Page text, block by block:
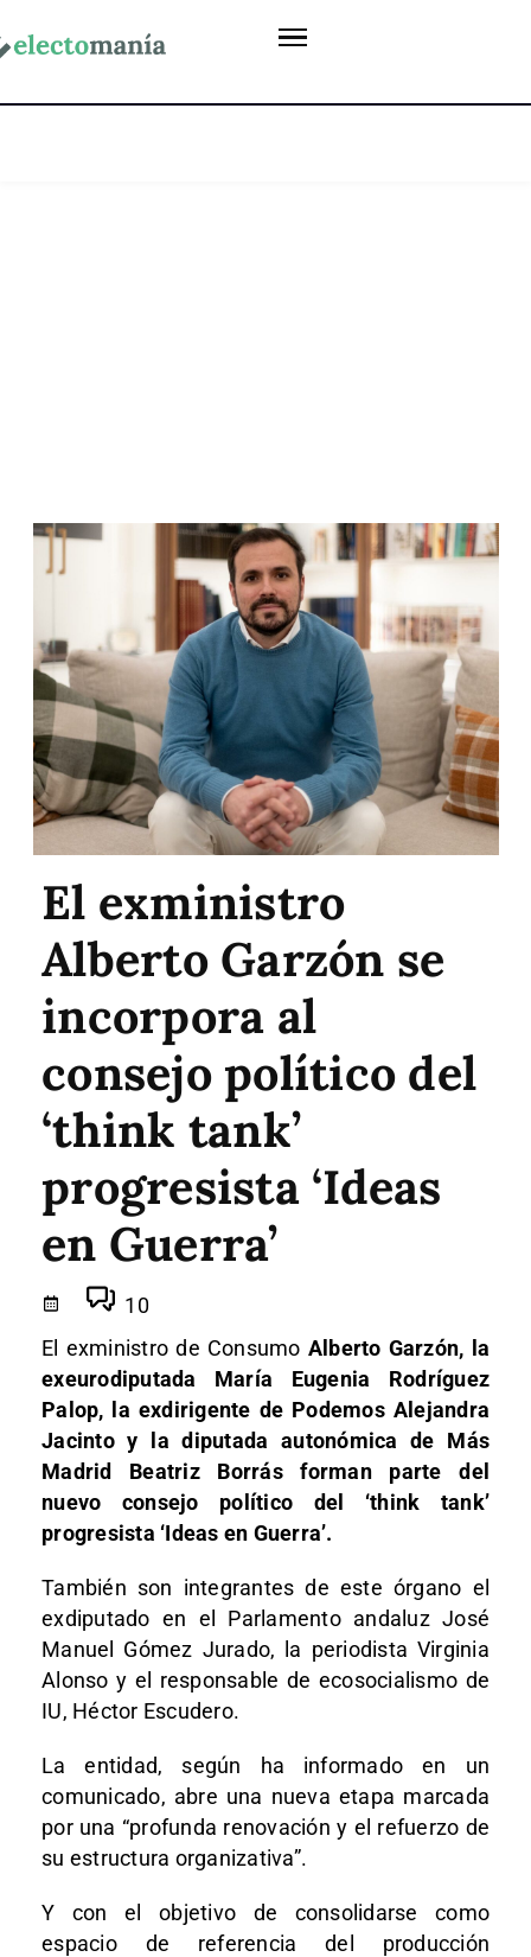
El exministro
Alberto Garzón se
incorpora al
consejo político del
‘think tank’
progresista ‘Ideas
en Guerra’
10
El exministro de Consumo Alberto Garzón, la
exeurodiputada María Eugenia Rodríguez
Palop, la exdirigente de Podemos Alejandra
Jacinto y la diputada autonómica de Más
Madrid Beatriz Borrás forman parte del
nuevo consejo político del ‘think tank’
progresista ‘Ideas en Guerra’.
También son integrantes de este órgano el
exdiputado en el Parlamento andaluz José
Manuel Gómez Jurado, la periodista Virginia
Alonso y el responsable de ecosocialismo de
IU, Héctor Escudero.
La entidad, según ha informado en un
comunicado, abre una nueva etapa marcada
por una “profunda renovación y el refuerzo de
su estructura organizativa”.
Y con el objetivo de consolidarse como
espacio de referencia del producción